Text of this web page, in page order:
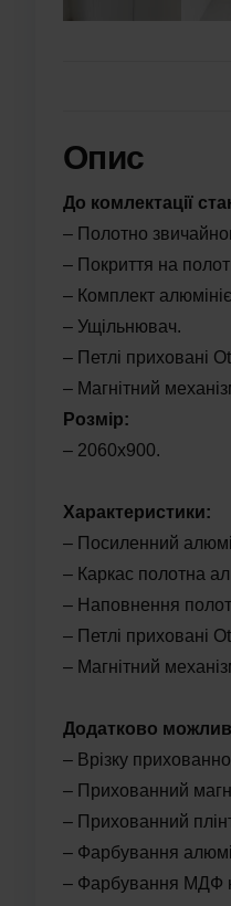
Опис
До комлектації
– Полотно
– Покриття на
– Комплект
– Ущільнювач.
– Петлі приховані
– Магнітний
Розмір:
– 2060х900.
Характеристики:
– Посиленний
– Каркас полотна
– Наповнення
– Петлі приховані
– Магнітний
Додатково
– Врізку
– Прихованний
– Прихованний
– Фарбування
– Фарбування МДФ